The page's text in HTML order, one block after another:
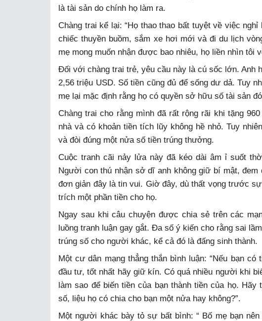
là tài sản do chính họ làm ra.
Chàng trai kể lại: “Họ thao thao bất tuyệt về việc
chiếc thuyền buồm, sắm xe hơi mới và đi du lịch
mẹ mong muốn nhận được bao nhiêu, họ liền nhìn tôi
Đối với chàng trai trẻ, yêu cầu này là cú sốc lớn. Anh
2,56 triệu USD. Số tiền cũng đủ để sống dư dả. Tuy
mẹ lại mặc định rằng họ có quyền sở hữu số tài sản
Chàng trai cho rằng mình đã rất rộng rãi khi tặng
nhà và có khoản tiền tích lũy không hề nhỏ. Tuy
và đòi đúng một nửa số tiền trúng thưởng.
Cuộc tranh cãi nảy lửa này đã kéo dài âm ỉ suốt
Người con thú nhận sở dĩ anh không giữ bí mật,
đơn giản đây là tin vui. Giờ đây, dù thất vọng trước
trích một phần tiền cho họ.
Ngay sau khi câu chuyện được chia sẻ trên các
luồng tranh luận gay gắt. Đa số ý kiến cho rằng sai
trúng số cho người khác, kể cả đó là đấng sinh thành.
Một cư dân mạng thẳng thắn bình luận: “Nếu bạn
đầu tư, tốt nhất hãy giữ kín. Có quá nhiều người khi
làm sao để biến tiền của bạn thành tiền của họ.
số, liệu họ có chia cho bạn một nửa hay không?”.
Một người khác bày tỏ sự bất bình: “ Bố mẹ bạn